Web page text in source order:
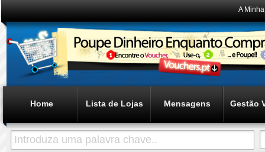
A
Home Lista de Lojas Mensagens Gestão